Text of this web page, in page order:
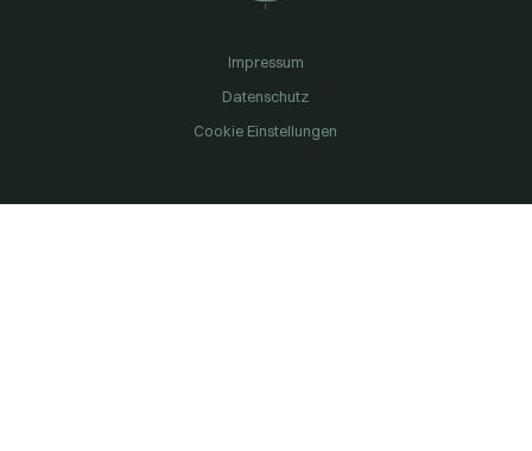
Impressum
Datenschutz
Cookie Einstellungen